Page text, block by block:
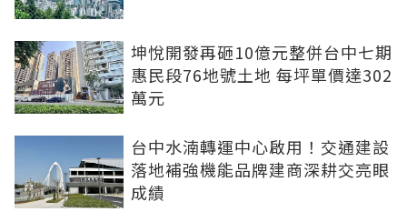
坤悅開發再砸10億元整併台中七期
惠民段76地號土地 每坪單價達302
萬元
台中水湳轉運中心啟用！交通建設
落地補強機能品牌建商深耕交亮眼
成績